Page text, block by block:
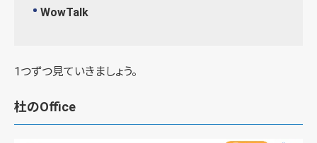
WowTalk
1つずつ見ていきましょう。
杜のOffice